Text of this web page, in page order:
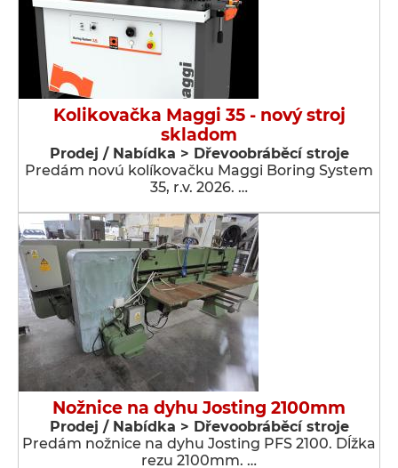
Kolikovačka Maggi 35 - nový stroj
skladom
Prodej / Nabídka > Dřevoobráběcí stroje
Predám novú kolíkovačku Maggi Boring System
35, r.v. 2026. …
Nožnice na dyhu Josting 2100mm
Prodej / Nabídka > Dřevoobráběcí stroje
Predám nožnice na dyhu Josting PFS 2100. Dĺžka
rezu 2100mm. …